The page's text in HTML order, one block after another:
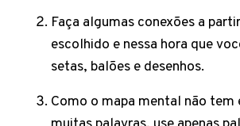
Faça algumas conexões a
escolhido e nessa hora que
setas, balões e desenhos.
Como o mapa mental não tem